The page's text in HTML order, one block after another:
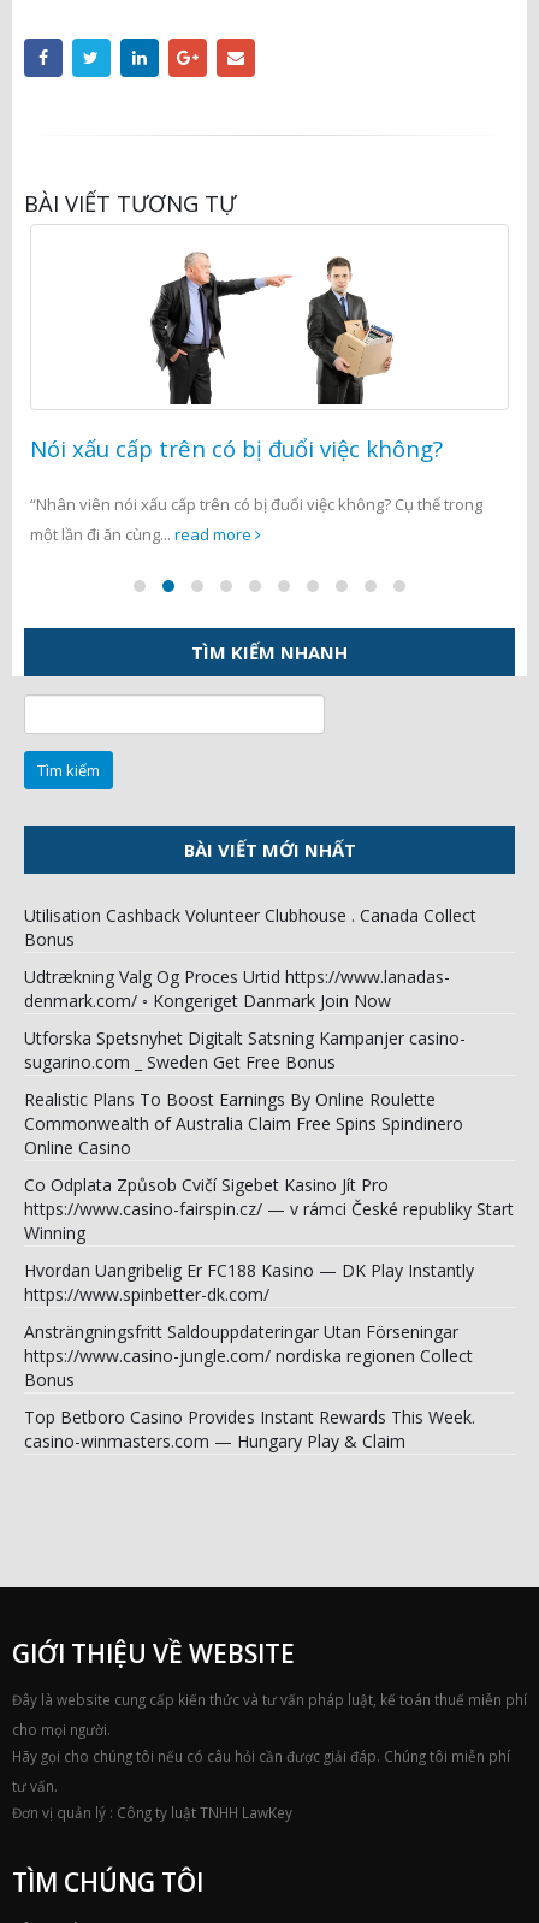
BÀI VIẾT TƯƠNG TỰ
Nói xấu cấp trên có bị đuổi việc không?
“Nhân viên nói xấu cấp trên có bị đuổi việc không? Cụ thể trong
một lần đi ăn cùng... read more
TÌM KIẾM NHANH
kiếm
cho:
BÀI VIẾT MỚI NHẤT
Utilisation Cashback Volunteer Clubhouse . Canada Collect
Bonus
Udtrækning Valg Og Proces Urtid https://www.lanadas-
denmark.com/ ◦ Kongeriget Danmark Join Now
Utforska Spetsnyhet Digitalt Satsning Kampanjer casino-
sugarino.com _ Sweden Get Free Bonus
Realistic Plans To Boost Earnings By Online Roulette
Commonwealth of Australia Claim Free Spins Spindinero
Online Casino
Co Odplata Způsob Cvičí Sigebet Kasino Jít Pro
https://www.casino-fairspin.cz/ — v rámci České republiky Start
Winning
Hvordan Uangribelig Er FC188 Kasino — DK Play Instantly
https://www.spinbetter-dk.com/
Ansträngningsfritt Saldouppdateringar Utan Förseningar
https://www.casino-jungle.com/ nordiska regionen Collect
Bonus
Top Betboro Casino Provides Instant Rewards This Week.
casino-winmasters.com — Hungary Play & Claim
GIỚI THIỆU VỀ WEBSITE
Đây là website cung cấp kiến thức và tư vấn pháp luật, kế toán thuế miễn phí
cho mọi người.
Hãy gọi cho chúng tôi nếu có câu hỏi cần được giải đáp. Chúng tôi miễn phí
tư vấn.
Đơn vị quản lý : Công ty luật TNHH LawKey
TÌM CHÚNG TÔI